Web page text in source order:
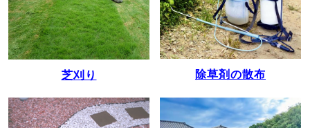
芝刈り 除草剤の散布